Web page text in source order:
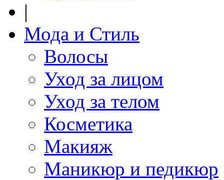
|
Мода и Стиль
Волосы
Уход за лицом
Уход за телом
Косметика
Макияж
Маникюр и педикюр